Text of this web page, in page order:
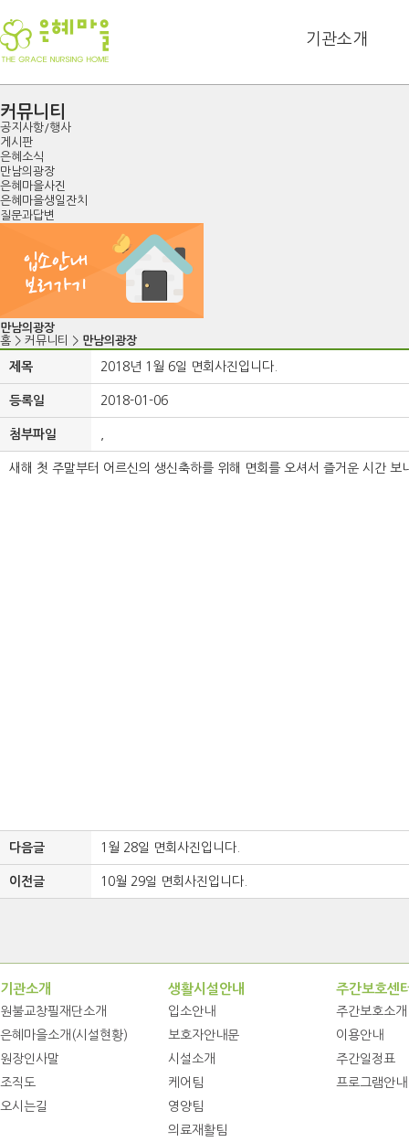
기관소개
커뮤니티
공지사항/행사
게시판
은혜소식
만남의광장
은혜마을사진
은혜마을생일잔치
질문과답변
만남의광장
홈 > 커뮤니티 > 만남의광장
제목 2018년 1월 6일 면회사진입니다.
등록일 2018-01-06
첨부파일
새해 첫 주말부터 어르신의 생신축하를 위해 면회를 오셔서 즐거운 시간
다음글 1월 28일 면회사진입니다.
이전글 10월 29일 면회사진입니다.
기관소개
원불교창필재단소개
은혜마을소개(시설현황)
원장인사말
조직도
오시는길
생활시설안내
입소안내
보호자안내문
시설소개
케어팀
영양팀
의료재활팀
주간보호센
주간보호소개
이용안내
주간일정표
프로그램안내